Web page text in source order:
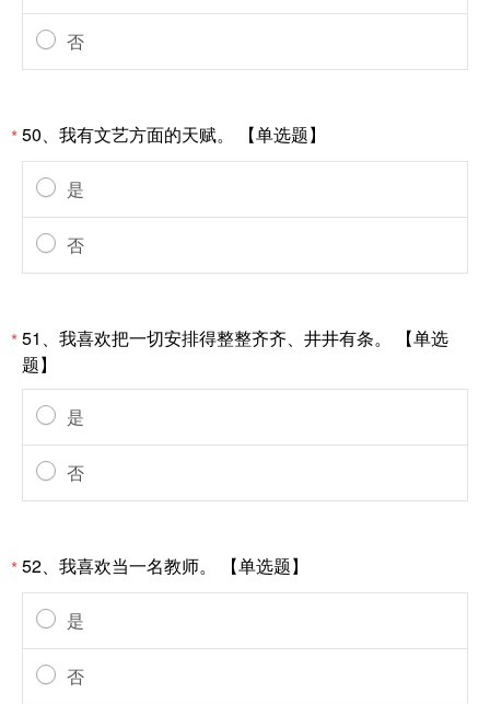
否
*50、我有文艺方面的天赋。 【单选题】
是
否
*51、我喜欢把一切安排得整整齐齐、井井有条。 【单选
题】
是
否
*52、我喜欢当一名教师。 【单选题】
是
否